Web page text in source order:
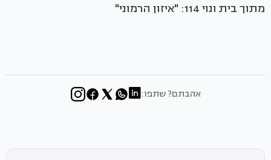
מתוך בית ונוי 114: "איזון הרמוני"
אהבתם? שתפו: